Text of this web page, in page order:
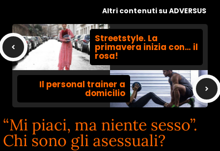
Altri contenuti su ADVERSUS
Streetstyle. La
primavera inizia con… il
rosa!
Il personal trainer a
domicilio
“Mi piaci, ma niente sesso”.
Chi sono gli asessuali?